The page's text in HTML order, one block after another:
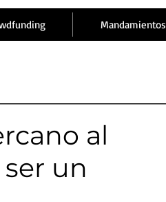
Mandamientos
al
un